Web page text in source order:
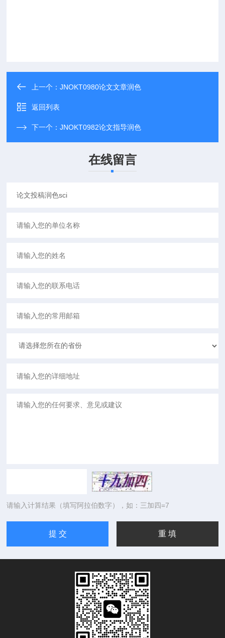
上一个：JNOKT0980论文文章润色
返回列表
下一个：JNOKT0982论文指导润色
在线留言
请输入计算结果（填写阿拉伯数字），如：三加四=7